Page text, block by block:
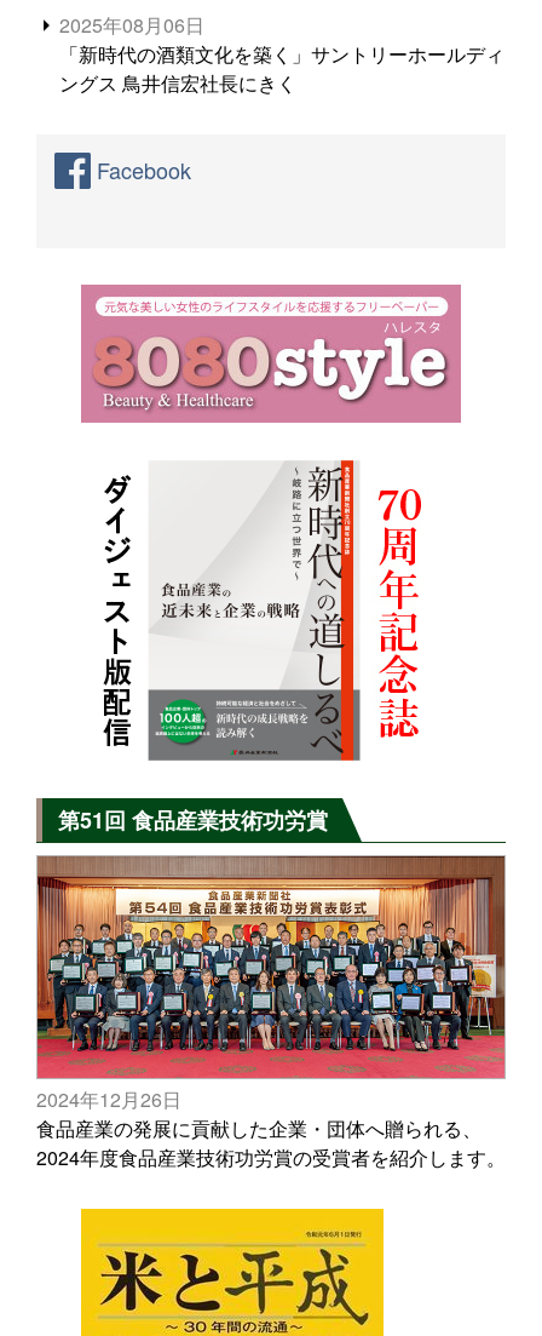
2025年08月06日
「新時代の酒類文化を築く」サントリーホールディ
ングス 鳥井信宏社長にきく
Facebook
第51回 食品産業技術功労賞
2024年12月26日
食品産業の発展に貢献した企業・団体へ贈られる、
2024年度食品産業技術功労賞の受賞者を紹介します。